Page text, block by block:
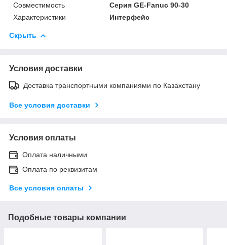
Совместимость
Серия GE-Fanuc 90-30
Характеристики
Интерфейс
Скрыть
Условия доставки
Доставка транспортными компаниями по Казахстану
Все условия доставки
Условия оплаты
Оплата наличными
Оплата по реквизитам
Все условия оплаты
Подобные товары компании